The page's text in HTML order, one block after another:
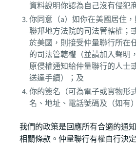
資料說明你認為自己沒有侵犯
你同意（a）如你在美國居住
聯邦地方法院的司法管轄權；
於美國，則接受仲量聯行所在
的司法管轄權（並請加入聲明
原侵權通知給仲量聯行的人士
送達手續）；及
你的簽名（可為電子或實物形
名、地址、電話號碼及（如有
我們的政策是回應所有合適的通
相關條款。仲量聯行有權自行決